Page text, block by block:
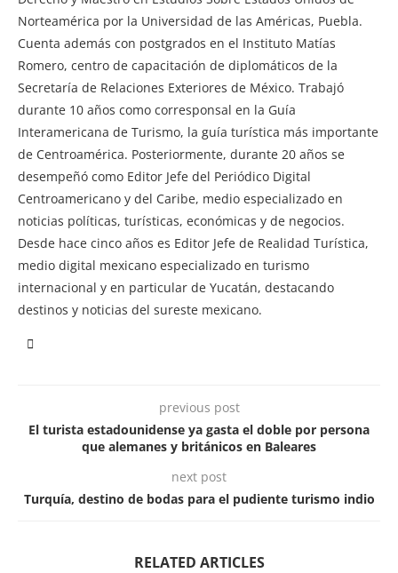
Norteamérica por la Universidad de las Américas, Puebla.
Cuenta además con postgrados en el Instituto Matías
Romero, centro de capacitación de diplomáticos de la
Secretaría de Relaciones Exteriores de México. Trabajó
durante 10 años como corresponsal en la Guía
Interamericana de Turismo, la guía turística más importante
de Centroamérica. Posteriormente, durante 20 años se
desempeñó como Editor Jefe del Periódico Digital
Centroamericano y del Caribe, medio especializado en
noticias políticas, turísticas, económicas y de negocios.
Desde hace cinco años es Editor Jefe de Realidad Turística,
medio digital mexicano especializado en turismo
internacional y en particular de Yucatán, destacando
destinos y noticias del sureste mexicano.
previous post
El turista estadounidense ya gasta el doble por persona
que alemanes y británicos en Baleares
next post
Turquía, destino de bodas para el pudiente turismo indio
RELATED ARTICLES